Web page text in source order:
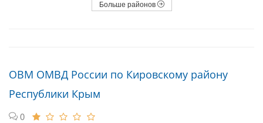
Больше районов
ОВМ ОМВД России по Кировскому району
Республики Крым
0